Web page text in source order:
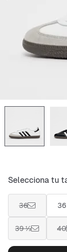
Selecciona tu
36
39 ⅓ 40